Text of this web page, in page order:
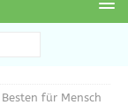
für Mensch